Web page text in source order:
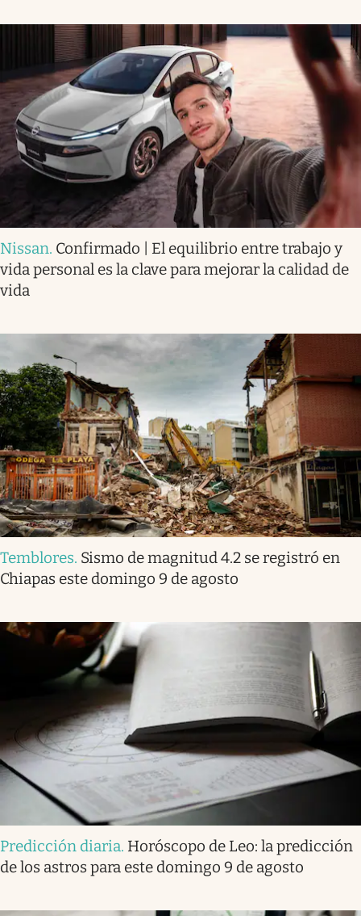
Nissan. Confirmado | El equilibrio entre trabajo y
vida personal es la clave para mejorar la calidad de
vida
Temblores. Sismo de magnitud 4.2 se registró en
Chiapas este domingo 9 de agosto
Predicción diaria. Horóscopo de Leo: la predicción
de los astros para este domingo 9 de agosto